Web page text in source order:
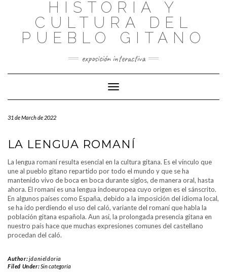
HISTORIA Y
CULTURA DEL
PUEBLO GITANO
exposición interactiva
Toggle
Navigation
31 de March de 2022
LA LENGUA ROMANÍ
La lengua romaní resulta esencial en la cultura gitana. Es el vínculo que
une al pueblo gitano repartido por todo el mundo y que se ha
mantenido vivo de boca en boca durante siglos, de manera oral, hasta
ahora. El romaní es una lengua indoeuropea cuyo origen es el sánscrito.
En algunos países como España, debido a la imposición del idioma local,
se ha ido perdiendo el uso del caló, variante del romaní que habla la
población gitana española. Aun así, la prolongada presencia gitana en
nuestro país hace que muchas expresiones comunes del castellano
procedan del caló.
Author:jdanieldoria
Filed Under:Sin categoría